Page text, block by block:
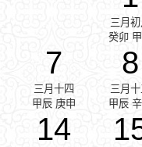
三月
癸卯
7
三月十四
甲辰 庚申
8
三月
甲辰
14